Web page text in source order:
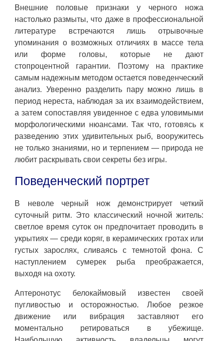
Внешние половые признаки у черного ножа
настолько размыты, что даже в профессиональной
литературе встречаются лишь отрывочные
упоминания о возможных отличиях в массе тела
или форме головы, которые не дают
стопроцентной гарантии. Поэтому на практике
самым надежным методом остается поведенческий
анализ. Уверенно разделить пару можно лишь в
период нереста, наблюдая за их взаимодействием,
а затем сопоставляя увиденное с едва уловимыми
морфологическими нюансами. Так что, готовясь к
разведению этих удивительных рыб, вооружитесь
не только знаниями, но и терпением — природа не
любит раскрывать свои секреты без игры.
Поведенческий портрет
В неволе черный нож демонстрирует четкий
суточный ритм. Это классический ночной житель:
светлое время суток он предпочитает проводить в
укрытиях — среди коряг, в керамических гротах или
густых зарослях, сливаясь с темнотой фона. С
наступлением сумерек рыба преображается,
выходя на охоту.
Аптеронотус белокаймовый известен своей
пугливостью и осторожностью. Любое резкое
движение или вибрация заставляют его
моментально ретироваться в убежище.